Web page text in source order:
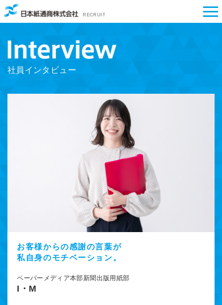
RECRUIT
社員インタビュー
お客様からの感謝の言葉が
私自身のモチベーション。
ペーパーメディア本部新聞出版用紙部
I・M